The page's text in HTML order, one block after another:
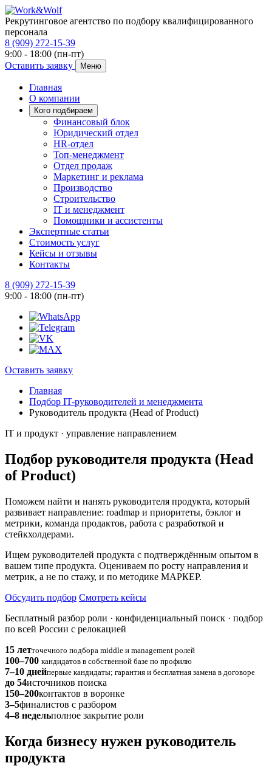
Рекрутинговое агентство по подбору квалифицированного
персонала
8 (909) 272-15-39
9:00 - 18:00 (пн-пт)
Оставить заявку
Меню
Главная
О компании
Кого подбираем
Финансовый блок
Юридический отдел
HR-отдел
Топ-менеджмент
Отдел продаж
Маркетинг и реклама
Производство
Строительство
IT и менеджмент
Помощники и ассистенты
Экспертные статьи
Стоимость услуг
Кейсы и отзывы
Контакты
8 (909) 272-15-39
9:00 - 18:00 (пн-пт)
Оставить заявку
Главная
Подбор IT-руководителей и менеджмента
Руководитель продукта (Head of Product)
IT и продукт · управление направлением
Подбор руководителя продукта (Head
of Product)
Поможем найти и нанять руководителя продукта, который
развивает направление: roadmap и приоритеты, бэклог и
метрики, команда продактов, работа с разработкой и
стейкхолдерами.
Ищем руководителей продукта с подтверждённым опытом в
вашем типе продукта. Оцениваем по росту направления и
метрик, а не по стажу, и по методике МАРКЕР.
Обсудить подбор Смотреть кейсы
Бесплатный разбор роли · конфиденциальный поиск · подбор
по всей России с релокацией
15 летточечного подбора middle и management ролей
100–700 кандидатов в собственной базе по профилю
7–10 днейпервые кандидаты; гарантия и бесплатная замена в договоре
до 54источников поиска
150–200контактов в воронке
3–5финалистов с разбором
4–8 недельполное закрытие роли
Когда бизнесу нужен руководитель
продукта